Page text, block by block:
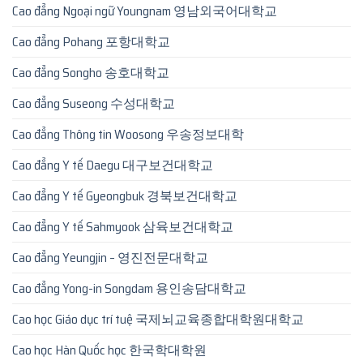
Cao đẳng Ngoại ngữ Youngnam 영남외국어대학교
Cao đẳng Pohang 포항대학교
Cao đẳng Songho 송호대학교
Cao đẳng Suseong 수성대학교
Cao đẳng Thông tin Woosong 우송정보대학
Cao đẳng Y tế Daegu 대구보건대학교
Cao đẳng Y tế Gyeongbuk 경북보건대학교
Cao đẳng Y tế Sahmyook 삼육보건대학교
Cao đẳng Yeungjin – 영진전문대학교
Cao đẳng Yong-in Songdam 용인송담대학교
Cao học Giáo dục trí tuệ 국제뇌교육종합대학원대학교
Cao học Hàn Quốc học 한국학대학원